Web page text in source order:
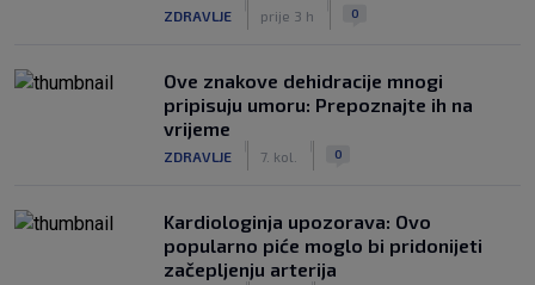
ZDRAVLJE prije 3 h 0
Ove znakove dehidracije mnogi
pripisuju umoru: Prepoznajte ih na
vrijeme
ZDRAVLJE 7. kol. 0
Kardiologinja upozorava: Ovo
popularno piće moglo bi pridonijeti
začepljenju arterija